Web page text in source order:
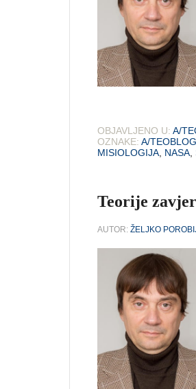
OBJAVLJENO U: A/
OZNAKE: A/
MISIOLOGIJA NASA
Teorije
AUTOR: ŽELJKO